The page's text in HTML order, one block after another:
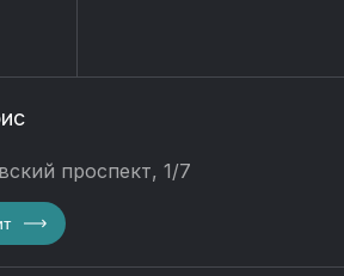
проспект, 1/7